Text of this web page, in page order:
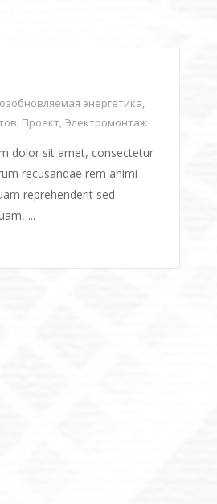
энергетика,
, Проект, Электромонтаж
dolor sit amet, consectetur
recusandae rem animi
reprehenderit sed
...